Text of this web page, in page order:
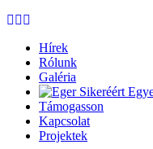
Hírek
Rólunk
Galéria
Támogasson
Kapcsolat
Projektek